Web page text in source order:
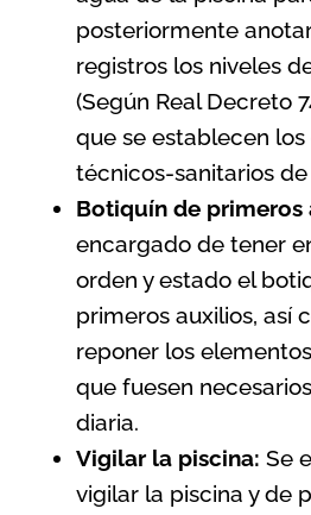
posteriormente
registros los niveles
(Según Real Decreto
que se establecen
técnicos-sanitarios
Botiquín de primeros
encargado de tener
orden y estado el
primeros auxilios, así
reponer los
que fuesen
diaria.
Vigilar la piscina: Se
vigilar la piscina y de